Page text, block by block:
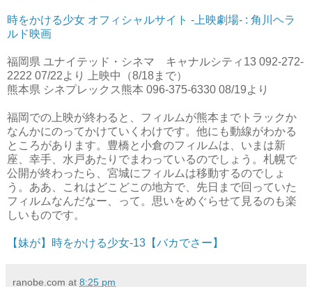
時をかける少女 オフィシャルサイト -上映劇場- : 角川ヘラ
ルド映画
福岡県 ユナイテッド・シネマ キャナルシティ13 092-272-
2222 07/22より 上映中（8/18まで）
熊本県 シネプレックス熊本 096-375-6330 08/19より
福岡での上映が終わると、フィルムが熊本までトラックか
なんかにのってかけていくわけです。他にも動線がわかる
ところがあります。豊橋と小倉のフィルムは、いまは新
座、幸手、水戸あたりでまわっているのでしょう。札幌で
公開が終わったら、宮城にフィルムは移動するのでしょ
う。ああ、これはどこどこの地方で、先日まで回っていた
フィルムなんだなー、って。思いをめぐらせて見るのも楽
しいものです。
【妹が】時をかける少女-13【バカでさー】
ranobe.com at 8:25 pm